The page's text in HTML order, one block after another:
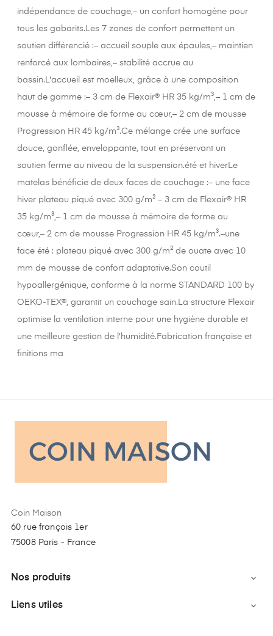
indépendance de couchage,– un confort homogène pour
tous les gabarits.Les 7 zones de confort permettent un
soutien différencié :– accueil souple aux épaules,– maintien
renforcé aux lombaires,– stabilité accrue au
bassin.L'accueil est moelleux, grâce à une composition
haut de gamme :– 3 cm de Flexair® HR 35 kg/m³,– 1 cm de
mousse à mémoire de forme au cœur,– 2 cm de mousse
Progression HR 45 kg/m³.Ce mélange crée une surface
douce, gonflée, enveloppante, tout en préservant un
soutien ferme au niveau de la suspension.été et hiverLe
matelas bénéficie de deux faces de couchage :– une face
hiver plateau piqué avec 300 g/m² – 3 cm de Flexair® HR
35 kg/m³,– 1 cm de mousse à mémoire de forme au
cœur,– 2 cm de mousse Progression HR 45 kg/m³.–une
face été : plateau piqué avec 300 g/m² de ouate avec 10
mm de mousse de confort adaptative.Son coutil
hypoallergénique, conforme à la norme STANDARD 100 by
OEKO-TEX®, garantit un couchage sain.La structure Flexair
optimise la ventilation interne pour une hygiène durable et
une meilleure gestion de l'humidité.Fabrication française et
finitions ma
Coin Maison
60 rue françois 1er
75008 Paris - France
Nos produits 
Liens utiles 